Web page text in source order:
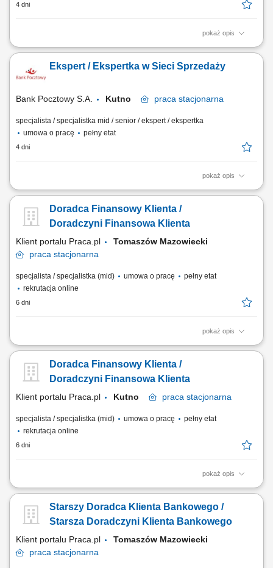
4 dni
pokaż opis
Twój zakres obowiązków Diagnozowanie potrzeb i oczekiwań Klientów;
relacji; Realizacja celów sprzedażowych; Kształtowanie pozytywnego
wizerunku Banku poprzez wysoką jakość obsługi; Operacyjna obsługa
Ekspert / Ekspertka w Sieci Sprzedaży
Bank Pocztowy S.A. Kutno praca stacjonarna
specjalista / specjalistka mid / senior / ekspert / ekspertka
umowa o pracę
pełny etat
4 dni
pokaż opis
Twój zakres obowiązków Diagnozowanie potrzeb i oczekiwań Klientów;
relacji; Realizacja celów sprzedażowych; Kształtowanie pozytywnego
wizerunku Banku poprzez wysoką jakość obsługi; Operacyjna obsługa
Doradca Finansowy Klienta /
Doradczyni Finansowa Klienta
Klient portalu Praca.pl
Tomaszów Mazowiecki
praca stacjonarna
specjalista / specjalistka (mid) umowa o pracę
pełny etat
rekrutacja online
6 dni
pokaż opis
Identyfikowanie potrzeb klientów indywidualnych oraz sektora MŚP i
sprzedaż produktów bankowych i realizacja wyznaczonych celów
sprzedażowych; Budowanie długofalowych relacji z klientami oraz
Doradca Finansowy Klienta /
Doradczyni Finansowa Klienta
Klient portalu Praca.pl Kutno praca stacjonarna
specjalista / specjalistka (mid) umowa o pracę
pełny etat
rekrutacja online
6 dni
pokaż opis
Identyfikowanie potrzeb klientów indywidualnych oraz sektora MŚP i
sprzedaż produktów bankowych i realizacja wyznaczonych celów
sprzedażowych; Budowanie długofalowych relacji z klientami oraz
Starszy Doradca Klienta Bankowego /
Starsza Doradczyni Klienta Bankowego
Klient portalu Praca.pl
Tomaszów Mazowiecki
praca stacjonarna